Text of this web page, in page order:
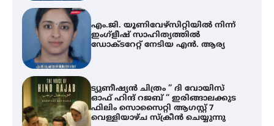
ട്യുണീഷ്യൻ ചിത്രം ” ദി വോയിസ്
ഓഫ് ഹിന്ദ് റജബ് ” ഇരിങ്ങാലക്കുട
ഫിലിം സൊസൈറ്റി ആഗസ്റ്റ് 7
വെള്ളിയാഴ്ച സ്‌ക്രീൻ ചെയ്യുന്നു
തിരനോട്ടം ‘അരങ്ങ് 2026’ ഉണർന്നു